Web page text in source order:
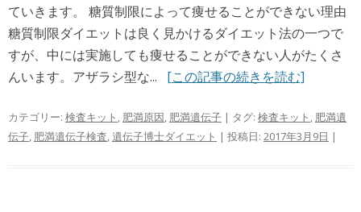
ていきます。 糖質制限によって痩せることができない理由
糖質制限ダイエットは良く見かけるダイエット法の一つで
すが、中には実施しても痩せることができない人がたくさ
んいます。アザラシ型な... [この記事の続きを読む]
カテゴリー: 検査キット , 肥満原因, 肥満遺伝子 | タグ: 検査キット , 肥満遺
伝子, 肥満遺伝子検査,遺伝子博士ダイエット | 投稿日: 2017年3月9日 |